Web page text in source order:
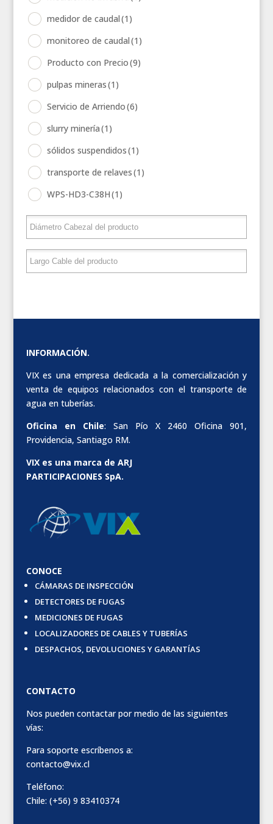
medidor de caudal(1)
monitoreo de caudal(1)
Producto con Precio(9)
pulpas mineras(1)
Servicio de Arriendo(6)
slurry minería(1)
sólidos suspendidos(1)
transporte de relaves(1)
WPS-HD3-C38H(1)
INFORMACIÓN.
VIX es una empresa dedicada a la comercialización y
venta de equipos relacionados con el transporte de
agua en tuberías.
Oficina en Chile: San Pío X 2460 Oficina 901,
Providencia, Santiago RM.
VIX es una marca de ARJ
PARTICIPACIONES SpA.
CONOCE
CÁMARAS DE INSPECCIÓN
DETECTORES DE FUGAS
MEDICIONES DE FUGAS
LOCALIZADORES DE CABLES Y TUBERÍAS
DESPACHOS, DEVOLUCIONES Y GARANTÍAS
CONTACTO
Nos pueden contactar por medio de las siguientes
vías:
Para soporte escríbenos a:
contacto@vix.cl
Teléfono:
Chile: (+56) 9 83410374